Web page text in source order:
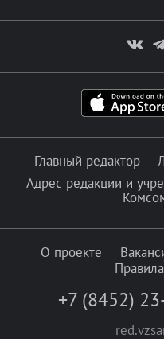
Главный редактор —
Адрес редакции и
О проекте
+7 (8452)